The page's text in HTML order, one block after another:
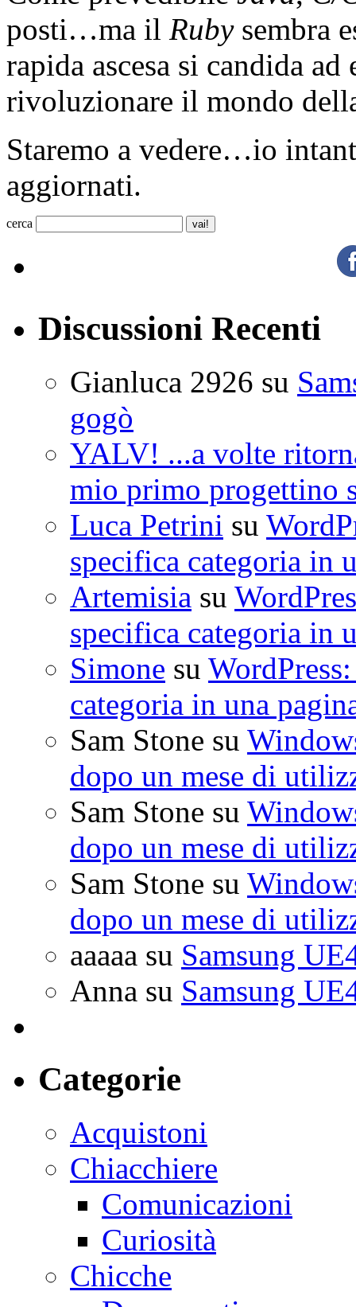
posti…ma il Rubysembra
rapida ascesa si candida
rivoluzionare il mondo
Staremo a vedere…io
aggiornati.
cerca
Discussioni Recenti
Gianluca 2926 su
gogò
YALV! ...a volte
mio primo progettino
Luca Petrini su
specifica categoria in
Artemisia su
specifica categoria in
Simone su
categoria in una
Sam Stone su
dopo un mese di
Sam Stone su
dopo un mese di
Sam Stone su
dopo un mese di
aaaaa su Samsung
Anna su Samsung
Categorie
Acquistoni
Chiacchiere
Comunicazioni
Curiosità
Chicche